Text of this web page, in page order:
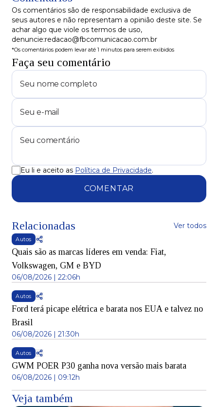
Os comentários são de responsabilidade exclusiva de
seus autores e não representam a opinião deste site. Se
achar algo que viole os termos de uso,
denuncie:redacao@fbcomunicacao.com.br
*Os comentários podem levar até 1 minutos para serem exibidos
Faça seu comentário
Eu li e aceito as Política de Privacidade.
COMENTAR
Relacionadas Ver todos
Autos
Quais são as marcas líderes em venda: Fiat,
Volkswagen, GM e BYD
06/08/2026 | 22:06h
Autos
Ford terá picape elétrica e barata nos EUA e talvez no
Brasil
06/08/2026 | 21:30h
Autos
GWM POER P30 ganha nova versão mais barata
06/08/2026 | 09:12h
Veja também